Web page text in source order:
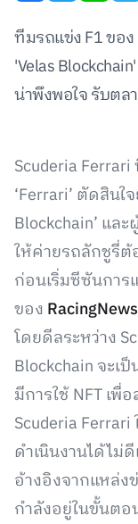
ทีมรถแข่ง F1 ขอ
'Velas
น่าพึงพอใจ รับตล
Scuderia
‘Ferrari’ ตัดสิน
Blockchain’ แล
ให้ค่ายรถลักชูรี่ต้
ก่อนเริ่มซีซันการ
ของ
โดยดีลระหว่าง
Blockchain จะเ
มีการใช้ NFT เพื่
Scuderia
ดำเนินงานได้ไม่
อ้างอิงจากแหล่ง
กำลังอยู่ในขั้นต